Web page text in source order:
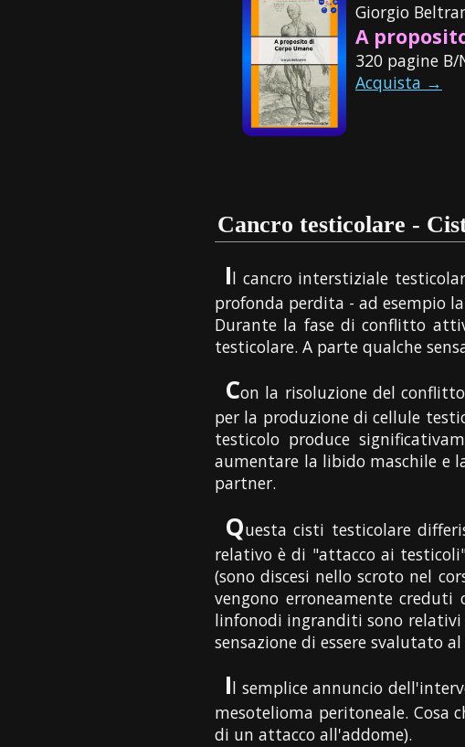
Giorgio
A
320 pagine B/
Acquista →
Cancro testicolare -
Il cancro interstiziale
profonda perdita - ad esempio
Durante la fase di conflitto
testicolare. A parte qualche
Con la risoluzione del
per la produzione di cellule
testicolo produce
aumentare la libido maschile e
partner.
Questa cisti testicolare
relativo è di "attacco ai
(sono discesi nello scroto nel
vengono erroneamente
linfonodi ingranditi sono relativi
sensazione di essere svalutato
Il semplice annuncio
mesotelioma peritoneale. Cosa
di un attacco all'addome).